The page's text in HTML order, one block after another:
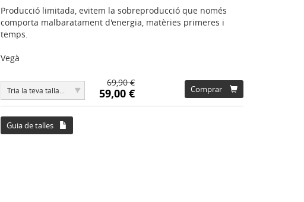
Producció limitada, evitem la sobreproducció que només
comporta malbaratament d'energia, matèries primeres i
temps.
Vegà
Tria la teva talla... ▾
69,90 €
59,00 € Comprar
Guia de talles